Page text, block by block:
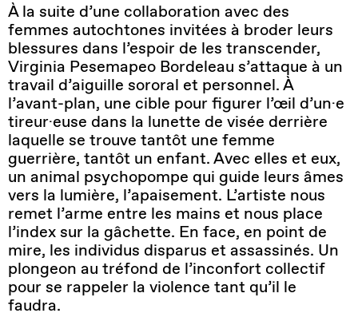
À la suite d’une collaboration avec des
femmes autochtones invitées à broder leurs
blessures dans l’espoir de les transcender,
Virginia Pesemapeo Bordeleau s’attaque à un
travail d’aiguille sororal et personnel. À
l’avant-plan, une cible pour figurer l’œil d’un·e
tireur·euse dans la lunette de visée derrière
laquelle se trouve tantôt une femme
guerrière, tantôt un enfant. Avec elles et eux,
un animal psychopompe qui guide leurs âmes
vers la lumière, l’apaisement. L’artiste nous
remet l’arme entre les mains et nous place
l’index sur la gâchette. En face, en point de
mire, les individus disparus et assassinés. Un
plongeon au tréfond de l’inconfort collectif
pour se rappeler la violence tant qu’il le
faudra.